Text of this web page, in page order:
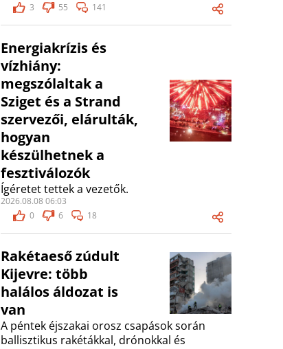
3
55 141
Energiakrízis és
vízhiány:
megszólaltak a
Sziget és a Strand
szervezői, elárulták,
hogyan
készülhetnek a
fesztiválozók
Ígéretet tettek a vezetők.
2026.08.08 06:03
0
6 18
Rakétaeső zúdult
Kijevre: több
halálos áldozat is
van
A péntek éjszakai orosz csapások során
ballisztikus rakétákkal, drónokkal és